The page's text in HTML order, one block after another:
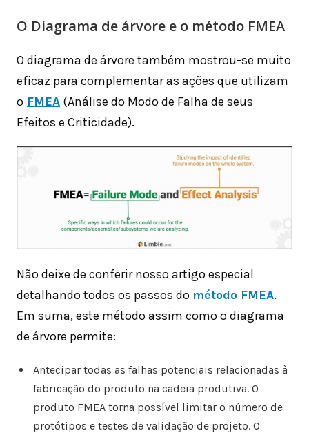
O Diagrama de árvore e o método FMEA
O diagrama de árvore também mostrou-se muito
eficaz para complementar as ações que utilizam
o FMEA (Análise do Modo de Falha de seus
Efeitos e Criticidade).
Não deixe de conferir nosso artigo especial
detalhando todos os passos do método FMEA.
Em suma, este método assim como o diagrama
de árvore permite:
Antecipar todas as falhas potenciais relacionadas à
fabricação do produto na cadeia produtiva. O
produto FMEA torna possível limitar o número de
protótipos e testes de validação de projeto. O